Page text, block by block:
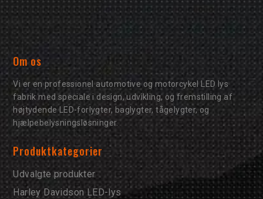
Om os
Vi er en professionel automotive og motorcykel LED lys
fabrik med speciale i design, udvikling, og fremstilling af
højtydende LED-forlygter, baglygter, tågelygter, og
hjælpebelysningsløsninger.
Produktkategorier
Udvalgte produkter
Harley Davidson LED-lys